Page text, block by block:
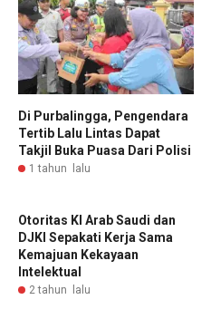
Di Purbalingga, Pengendara
Tertib Lalu Lintas Dapat
Takjil Buka Puasa Dari Polisi
1 tahun lalu
Otoritas KI Arab Saudi dan
DJKI Sepakati Kerja Sama
Kemajuan Kekayaan
Intelektual
2 tahun lalu